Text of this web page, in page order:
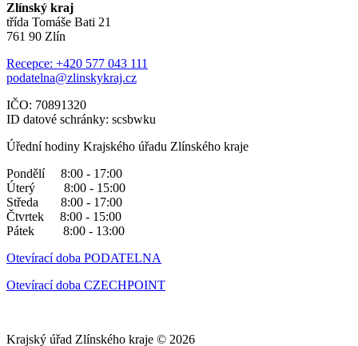
Zlínský kraj
třída Tomáše Bati 21
761 90 Zlín
Recepce: +420 577 043 111
podatelna@zlinskykraj.cz
IČO: 70891320
ID datové schránky: scsbwku
Úřední hodiny Krajského úřadu Zlínského kraje
Pondělí 8:00 - 17:00
Úterý 8:00 - 15:00
Středa 8:00 - 17:00
Čtvrtek 8:00 - 15:00
Pátek 8:00 - 13:00
Otevírací doba PODATELNA
Otevírací doba CZECHPOINT
Krajský úřad Zlínského kraje © 2026